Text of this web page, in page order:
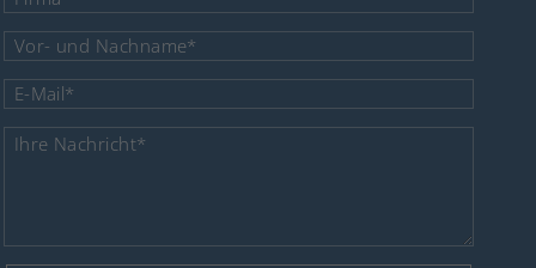
Pflichtfeld
Vor- und Nachname*
Pflichtfeld
E-Mail*
Pflichtfeld
Ihre Nachricht*